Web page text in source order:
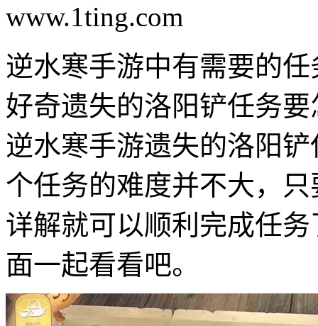
www.1ting.com
逆水寒手游中有需要的
好奇遗失的洛阳铲任务
逆水寒手游遗失的洛阳
个任务的难度并不大，
详解就可以顺利完成任
面一起看看吧。